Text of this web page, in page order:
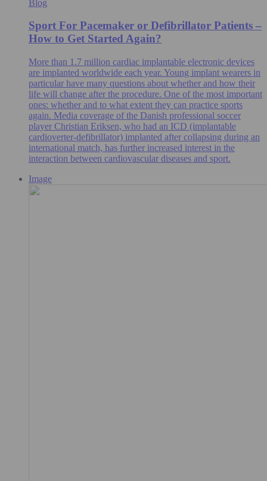
Blog
Sport For Pacemaker or Defibrillator Patients –
How to Get Started Again?
More than 1.7 million cardiac implantable electronic devices
are implanted worldwide each year. Young implant wearers in
particular have many questions about whether and how their
life will change after the procedure. One of the most important
ones: whether and to what extent they can practice sports
again. Media coverage of the Danish professional soccer
player Christian Eriksen, who had an ICD (implantable
cardioverter-defibrillator) implanted after collapsing during an
international match, has further increased interest in the
interaction between cardiovascular diseases and sport.
Image